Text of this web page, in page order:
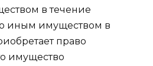
в течение
иным имуществом в
право
имущество